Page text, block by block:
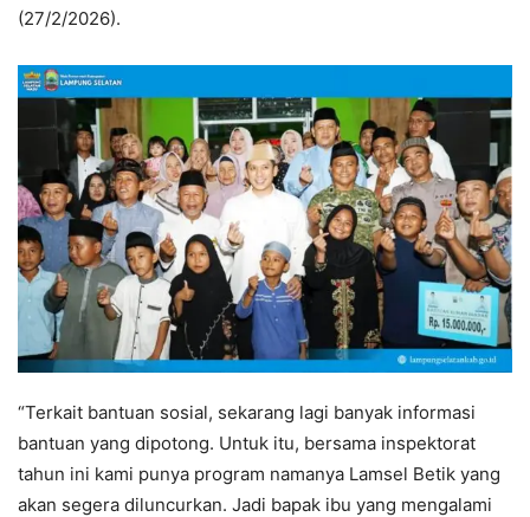
(27/2/2026).
“Terkait bantuan sosial, sekarang lagi banyak informasi
bantuan yang dipotong. Untuk itu, bersama inspektorat
tahun ini kami punya program namanya Lamsel Betik yang
akan segera diluncurkan. Jadi bapak ibu yang mengalami